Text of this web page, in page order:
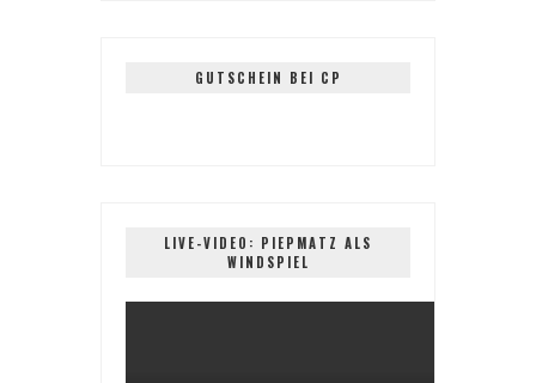
GUTSCHEIN BEI CP
LIVE-VIDEO: PIEPMATZ ALS
WINDSPIEL